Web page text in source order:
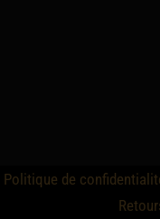
Politique de